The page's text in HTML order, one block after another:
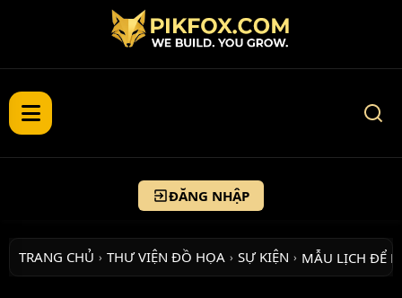
ĐĂNG NHẬP
TRANG CHỦ › THƯ VIỆN ĐỒ HỌA › SỰ KIỆN › MẪU LỊCH ĐỂ